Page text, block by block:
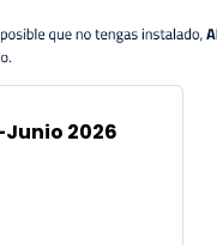
2026